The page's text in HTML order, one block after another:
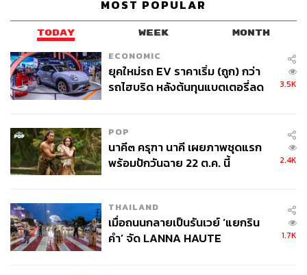
MOST POPULAR
TODAY WEEK MONTH
ECONOMIC
ยุคใหม่รถ EV ราคาเริ่ม (ถูก) กว่า
รถไฮบริด หลังต้นทุนแบตเตอรี่ลด
3.5K
POP
นาคี๓ ครุฑา นาคี เผยภาพชุดแรก
พร้อมปักวันฉาย 22 ต.ค. นี้
2.4K
THAILAND
เมื่อถนนกลายเป็นรันเวย์ ‘แยกริน
คำ’ จัด LANNA HAUTE
1.7K